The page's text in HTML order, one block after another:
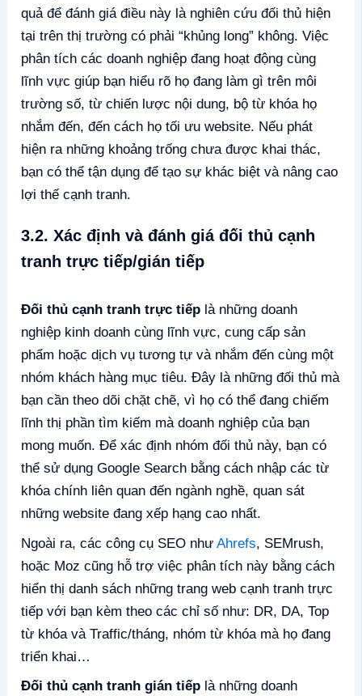
quả để đánh giá điều này là nghiên cứu đối thủ hiện
tại trên thị trường có phải “khủng long” không. Việc
phân tích các doanh nghiệp đang hoạt động cùng
lĩnh vực giúp bạn hiểu rõ họ đang làm gì trên môi
trường số, từ chiến lược nội dung, bộ từ khóa họ
nhắm đến, đến cách họ tối ưu website. Nếu phát
hiện ra những khoảng trống chưa được khai thác,
bạn có thể tận dụng để tạo sự khác biệt và nâng cao
lợi thế cạnh tranh.
3.2. Xác định và đánh giá đối thủ cạnh
tranh trực tiếp/gián tiếp
Đối thủ cạnh tranh trực tiếp là những doanh
nghiệp kinh doanh cùng lĩnh vực, cung cấp sản
phẩm hoặc dịch vụ tương tự và nhắm đến cùng một
nhóm khách hàng mục tiêu. Đây là những đối thủ mà
bạn cần theo dõi chặt chẽ, vì họ có thể đang chiếm
lĩnh thị phần tìm kiếm mà doanh nghiệp của bạn
mong muốn. Để xác định nhóm đối thủ này, bạn có
thể sử dụng Google Search bằng cách nhập các từ
khóa chính liên quan đến ngành nghề, quan sát
những website đang xếp hạng cao nhất.
Ngoài ra, các công cụ SEO nhưAhrefs, SEMrush,
hoặc Moz cũng hỗ trợ việc phân tích này bằng cách
hiển thị danh sách những trang web cạnh tranh trực
tiếp với bạn kèm theo các chỉ số như: DR, DA, Top
từ khóa và Traffic/tháng, nhóm từ khóa mà họ đang
triển khai…
Đối thủ cạnh tranh gián tiếp là những doanh